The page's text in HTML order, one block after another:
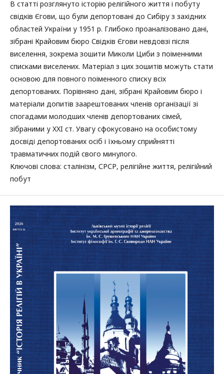
В статті розглянуто історію релігійного життя і побуту
свідків Єгови, що були депортовані до Сибіру з західних
областей України у 1951 р. Глибоко проаналізовано дані,
зібрані Крайовим бюро Свідків Єгови невдовзі після
виселення, зокрема зошити Миколи Циби з поіменними
списками виселених. Матеріал з цих зошитів можуть стати
основою для повного поіменного списку всіх
депортованих. Порівняно дані, зібрані Крайовим бюро і
матеріали допитів заарештованих членів організації зі
спогадами молодших членів депортованих сімей,
зібраними у XXI ст. Увагу сфокусовано на особистому
досвіді депортованих осіб і їхньому сприйнятті
травматичних подій свого минулого.
Ключові слова: сталінізм, СРСР, релігійне життя, релігійний
побут